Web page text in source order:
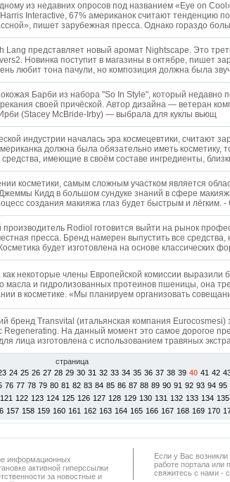
из недавних опросов под названием «Eye on
Interactive, 67% американок считают тенденцию
пишет зарубежная пресса. Однако гораздо
Lang представляет новый аромат Nightscape. Это
Новинка поступит в магазины в октябре, пишет
любит тона пачули, но композиция должна была
Барби из набора "So In Style", который недавно
своей причёской. Автор дизайна — ветеран
(Stacey McBride-Irby) — выбрала для куклы вьющ
индустрии началась эра космецевтики, считают
должна была обязательно иметь косметику,
средства, имеющие в своём составе ингредиенты,
косметики, самым сложным участком является
Кидд в большом сундуке знаний в сфере
создания макияжа глаз будет быстрым и лёгким. -
производитель Rodiol готовится выйти на рынок
пресса. Бренд намерен выпустить все
будет изготовлена на основе классических
как некоторые члены Европейской комиссии выразили
масла и гидролизованных протеинов пшеницы, она
в косметике. «Мы планируем организовать
бренд Transvital (итальянская компания Eurocosmesi)
Regenerating. На данный момент это самое дорогое
лица изготовлена с использованием травяных
страница
24 25 26 27 28 29 30 31 32 33 34 35 36 37 38 39 40 41 42
76 77 78 79 80 81 82 83 84 85 86 87 88 89 90 91 92 93 94 95
121 122 123 124 125 126 127 128 129 130 131 132 133 134 135
157 158 159 160 161 162 163 164 165 166 167 168 169 170
информационных
активной гиперссылки
за новостные и
Если у Вас
работe портала или
свяжитесь с нами -